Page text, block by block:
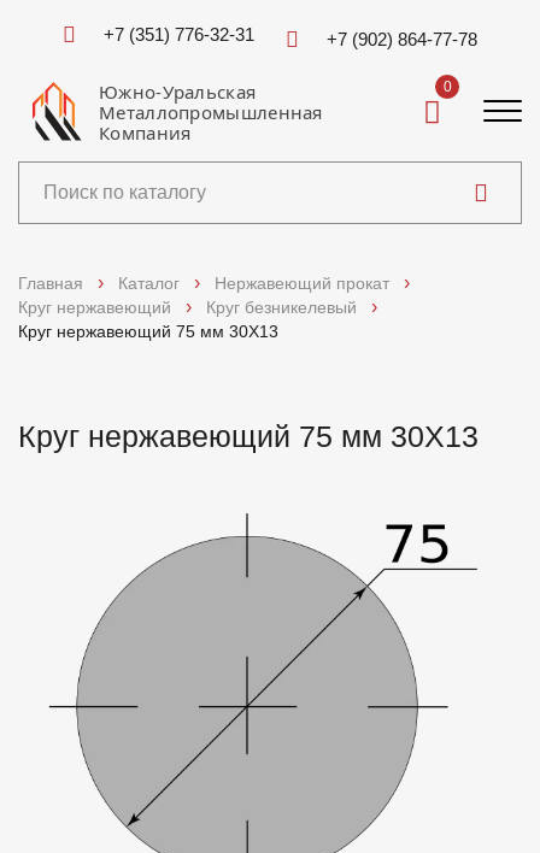
+7 (351) 776-32-31 +7 (902) 864-77-78
Южно-Уральская
Металлопромышленная
Компания
0
Услуги
Доставка и оплата
Контакты
Главная Каталог
Нержавеющий прокат
Круг нержавеющий
Круг безникелевый
Круг нержавеющий 75 мм 30Х13
Круг нержавеющий 75 мм 30Х13